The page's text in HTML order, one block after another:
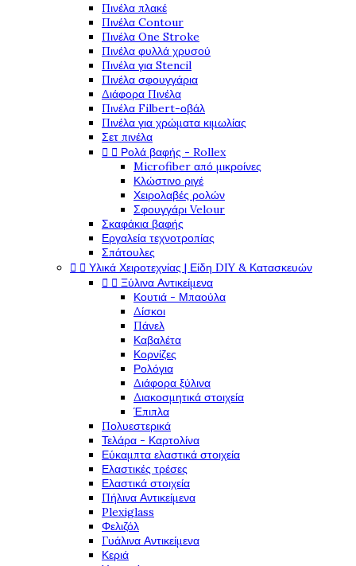
Πινέλα πλακέ
Πινέλα Contour
Πινέλα One Stroke
Πινέλα φυλλά χρυσού
Πινέλα για Stencil
Πινέλα σφουγγάρια
Διάφορα Πινέλα
Πινέλα Filbert-οβάλ
Πινέλα για χρώματα κιμωλίας
Σετ πινέλα
  Ρολά βαφής - Rollex
Microfiber από μικροίνες
Κλώστινο ριγέ
Χειρολαβές ρολών
Σφουγγάρι Velour
Σκαφάκια βαφής
Εργαλεία τεχνοτροπίας
Σπάτουλες
  Υλικά Χειροτεχνίας | Είδη DIY & Κατασκευών
  Ξύλινα Αντικείμενα
Κουτιά - Μπαούλα
Δίσκοι
Πάνελ
Καβαλέτα
Κορνίζες
Ρολόγια
Διάφορα ξύλινα
Διακοσμητικά στοιχεία
Έπιπλα
Πολυεστερικά
Τελάρα - Καρτολίνα
Εύκαμπτα ελαστικά στοιχεία
Ελαστικές τρέσες
Ελαστικά στοιχεία
Πήλινα Αντικείμενα
Plexiglass
Φελιζόλ
Γυάλινα Αντικείμενα
Κεριά